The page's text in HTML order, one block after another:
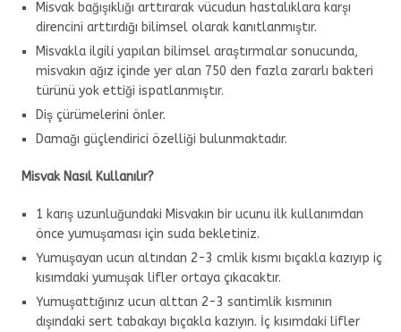
Misvak bağışıklığı arttırarak vücudun hastalıklara karşı
direncini arttırdığı bilimsel olarak kanıtlanmıştır.
Misvakla ilgili yapılan bilimsel araştırmalar sonucunda,
misvakın ağız içinde yer alan 750 den fazla zararlı bakteri
türünü yok ettiği ispatlanmıştır.
Diş çürümelerini önler.
Damağı güçlendirici özelliği bulunmaktadır.
Misvak Nasıl Kullanılır?
1 karış uzunluğundaki Misvakın bir ucunu ilk kullanımdan
önce yumuşaması için suda bekletiniz.
Yumuşayan ucun altından 2-3 cmlik kısmı bıçakla kazıyıp iç
kısımdaki yumuşak lifler ortaya çıkacaktır.
Yumuşattığınız ucun alttan 2-3 santimlik kısmının
dışındaki sert tabakayı bıçakla kazıyın. İç kısımdaki lifler